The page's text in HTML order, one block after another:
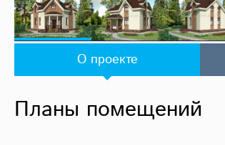
О проекте
Планы помещений